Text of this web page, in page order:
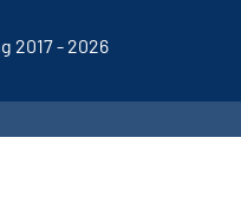
2017 - 2026